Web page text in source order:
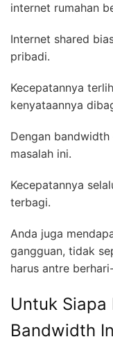
internet rumahan
Internet shared
pribadi.
Kecepatannya
kenyataannya
Dengan
masalah ini.
Kecepatannya
terbagi.
Anda juga
gangguan, tidak
harus antre
Untuk
Bandwidth